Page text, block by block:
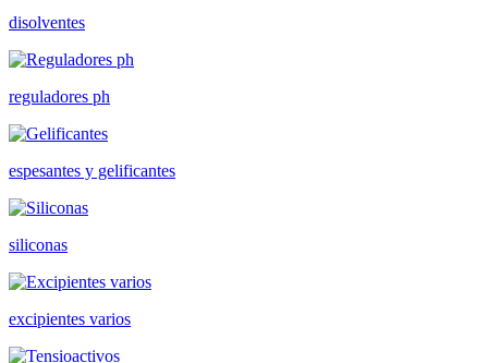
disolventes
reguladores ph
espesantes y gelificantes
siliconas
excipientes varios